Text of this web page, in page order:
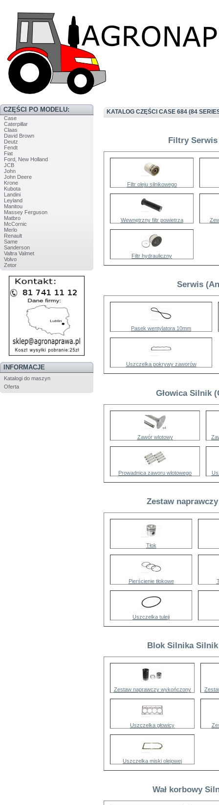
CZĘŚCI PO MODELU:
Case
Caterpillar
Claas
David Brown
Deutz
Fendt
Fiat
Ford, New Holland
JCB
John
John Deere
Krone
Kubota
Landini
Leyland
Manitou
Massey Ferguson
Matbro
McCornic
Merlo
Renault
Same
Sanderson
Valtra Valmet
Volvo
Zetor
INFORMACJE
Katalogi do maszyn
Oferta
KATALOG CZĘŚCI CASE 684 (84
Filtry
Filtr oleju silnikowego
Wewnętrzny filtr powietrza
Filtr hydrauliczny
Serwis
Pasek wentylatora 10mm
Uszczelka pokrywy zaworów
Głowica Silnik
Zawór wlotowy
Prowadnica zaworu wlotowego
Zestaw
Tłok
Pierścienie tłokowe
Uszczelka tuleji
Blok Silnika
Zestaw naprawczy wykończony
Uszczelka głowicy
Uszczelka miski olejowej
Wał korbowy